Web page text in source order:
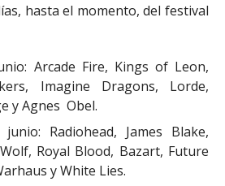
hasta el momento, del festival
Arcade Fire, Kings of Leon,
Imagine Dragons, Lorde,
y Agnes Obel.
Radiohead, James Blake,
Royal Blood, Bazart, Future
y White Lies.